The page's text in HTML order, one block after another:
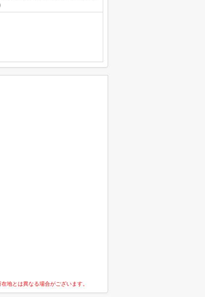
地とは異なる場合がございます。